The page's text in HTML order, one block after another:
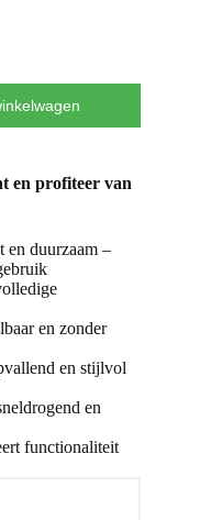
en profiteer van
en duurzaam –
en zonder
en stijlvol
en
functionaliteit